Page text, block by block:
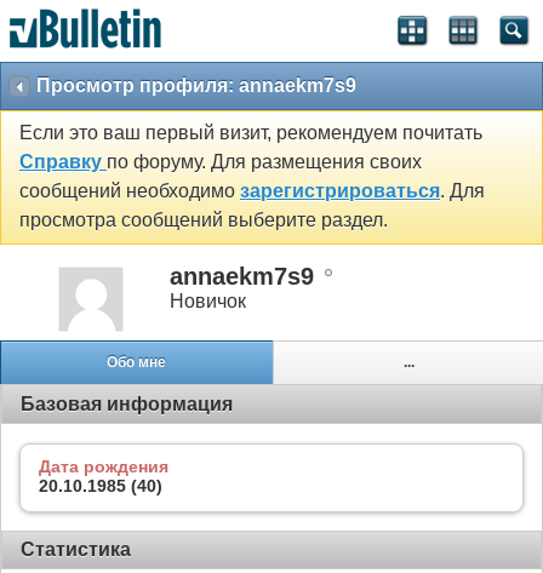
Просмотр профиля: annaekm7s9
Если это ваш первый визит, рекомендуем почитать
Справку по форуму. Для размещения своих
сообщений необходимо зарегистрироваться. Для
просмотра сообщений выберите раздел.
annaekm7s9
Новичок
Обо мне ...
Базовая информация
Дата рождения
20.10.1985 (40)
Статистика